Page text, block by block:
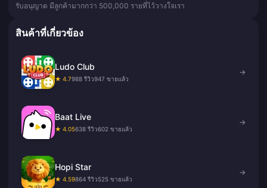
รับอนุญาต มีลูกค้ามากกว่า 500,000 รายที่ไว้วางใจเรา
สินค้าที่เกี่ยวข้อง
Ludo Club
★ 4.7988 รีวิว947 ขายแล้ว
→
Baat Live
★ 4.05638 รีวิว602 ขายแล้ว
→
Hopi Star
★ 4.59864 รีวิว525 ขายแล้ว
→